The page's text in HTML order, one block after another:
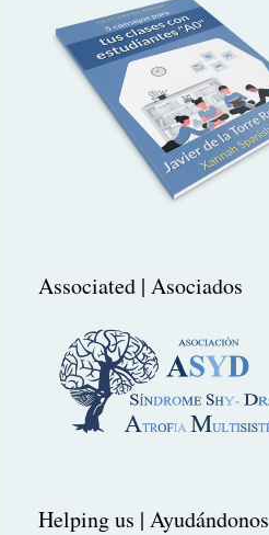
Associated | Asociados
Helping us | Ayudándonos